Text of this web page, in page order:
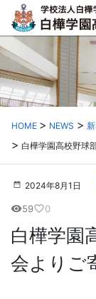
HOME NEWS
白樺学園高校野球
2024年8月1日
visibility59favorite_border0
白樺学園
会よりご